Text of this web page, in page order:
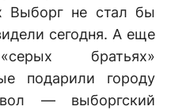
Выборг не стал бы
сегодня. А еще
братьях»
подарили городу
— выборгский